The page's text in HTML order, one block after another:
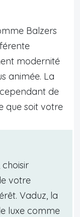
Balzers
modernité
animée. La
de
que soit votre
votre
Vaduz, la
luxe comme